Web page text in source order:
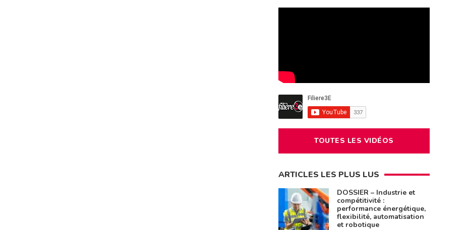
TOUTES LES VIDÉOS
ARTICLES LES PLUS LUS
DOSSIER – Industrie et
compétitivité :
performance énergétique,
flexibilité, automatisation
et robotique